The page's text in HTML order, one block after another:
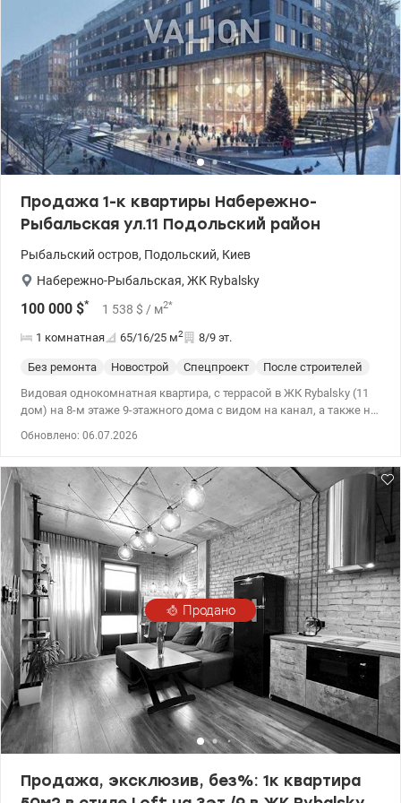
Продажа 1-к квартиры Набережно-
Рыбальская ул.11 Подольский район
Рыбальский остров, Подольский, Киев
Набережно-Рыбальская, ЖК Rybalsky
100 000 $* 1 538 $ / м2*
1 комнатная 65/16/25 м2 8/9 эт.
Без ремонта Новострой Спецпроект
После строителей
Видовая однокомнатная квартира, с террасой в ЖК Rybalsky (11
дом) на 8-м этаже 9-этажного дома с видом на канал, а также на
эксплуатацию будет посекционна с декабря 2026 года по май
2027 года. Приступить к ремонту можно раньше. Продажа в
центральном офисе застройщика Saga Development. 044 200 10
80 valion.ua/1048110
Обновлено: 06.07.2026
Продано
Продажа, эксклюзив, без%: 1к квартира